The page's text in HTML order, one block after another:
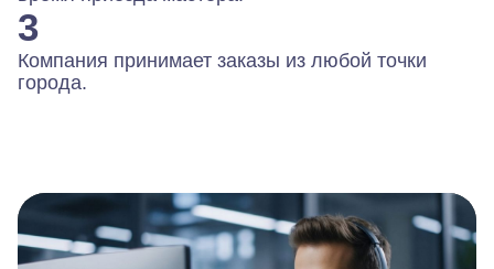
3
Компания принимает заказы из любой точки
города.